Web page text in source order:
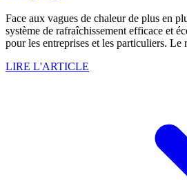
Face aux vagues de chaleur de plus en
système de rafraîchissement efficace et
pour les entreprises et les particuliers. Le
LIRE L'ARTICLE